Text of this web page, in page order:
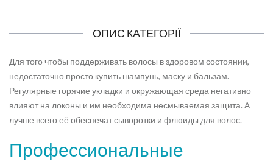
ОПИС КАТЕГОРІЇ
Для того чтобы поддерживать волосы в здоровом состоянии,
недостаточно просто купить шампунь, маску и бальзам.
Регулярные горячие укладки и окружающая среда негативно
влияют на локоны и им необходима несмываемая защита. А
лучше всего её обеспечат сыворотки и флюиды для волос.
Профессиональные